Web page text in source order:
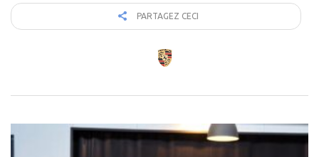
PARTAGEZ CECI